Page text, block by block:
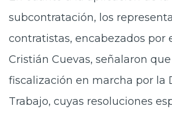
subcontratación, los
contratistas, encabezados por
Cristián Cuevas, señalaron
fiscalización en marcha por la
Trabajo, cuyas resoluciones